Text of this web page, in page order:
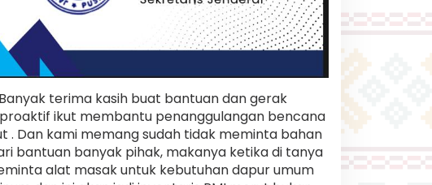
terima kasih buat bantuan dan gerak
proaktif ikut membantu penanggulangan bencana
. Dan kami memang sudah tidak meminta bahan
bantuan banyak pihak, makanya ketika di tanya
alat masak untuk kebutuhan dapur umum